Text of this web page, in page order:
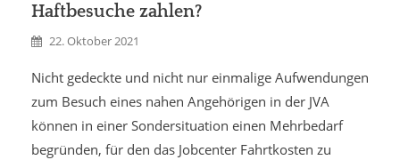
Haftbesuche zahlen?
22. Oktober 2021
Nicht gedeckte und nicht nur einmalige Aufwendungen
zum Besuch eines nahen Angehörigen in der JVA
können in einer Sondersituation einen Mehrbedarf
begründen, für den das Jobcenter Fahrtkosten zu